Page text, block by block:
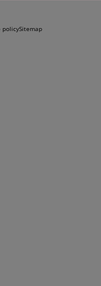
policySitemap